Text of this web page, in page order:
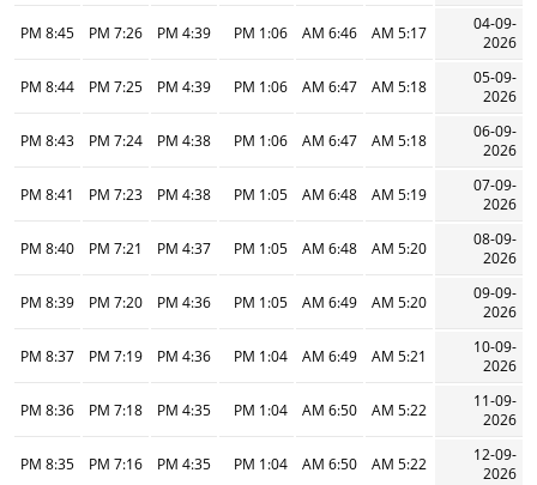
04-09-
2026
5:17 AM
6:46 AM
1:06 PM
4:39 PM
7:26 PM
8:45 PM
05-09-
2026
5:18 AM
6:47 AM
1:06 PM
4:39 PM
7:25 PM
8:44 PM
06-09-
2026
5:18 AM
6:47 AM
1:06 PM
4:38 PM
7:24 PM
8:43 PM
07-09-
2026
5:19 AM
6:48 AM
1:05 PM
4:38 PM
7:23 PM
8:41 PM
08-09-
2026
5:20 AM
6:48 AM
1:05 PM
4:37 PM
7:21 PM
8:40 PM
09-09-
2026
5:20 AM
6:49 AM
1:05 PM
4:36 PM
7:20 PM
8:39 PM
10-09-
2026
5:21 AM
6:49 AM
1:04 PM
4:36 PM
7:19 PM
8:37 PM
11-09-
2026
5:22 AM
6:50 AM
1:04 PM
4:35 PM
7:18 PM
8:36 PM
12-09-
2026
5:22 AM
6:50 AM
1:04 PM
4:35 PM
7:16 PM
8:35 PM